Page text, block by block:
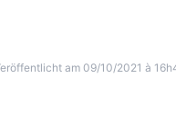
am 09/10/2021 à